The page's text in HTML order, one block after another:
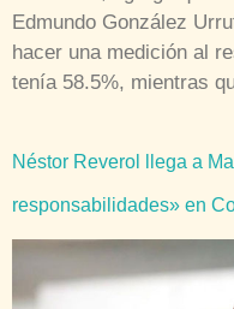
Edmundo González
hacer una medición al
tenía 58.5%, mientras
Néstor Reverol llega a
responsabilidades» en